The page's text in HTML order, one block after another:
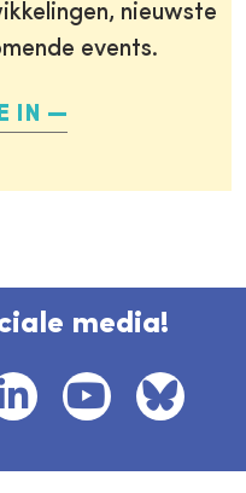
nieuwste
events.
IN
media!